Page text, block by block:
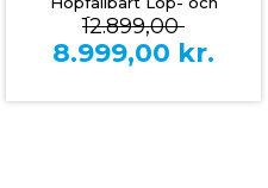
Gåband (Brons)
12.899,00
8.999,00 kr.